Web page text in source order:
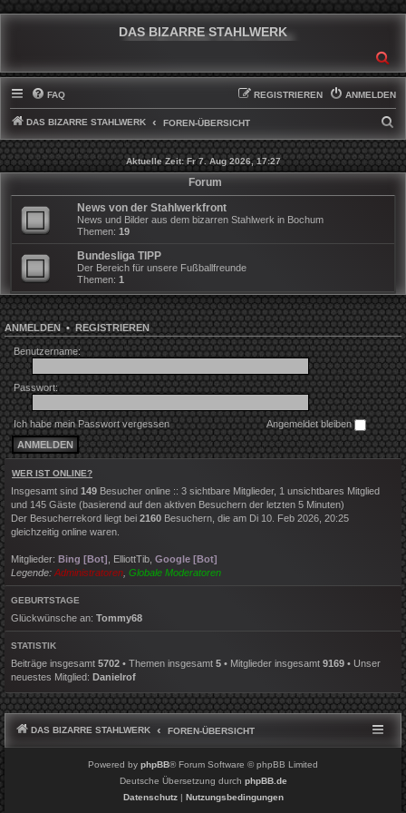
DAS BIZARRE STAHLWERK
FAQ ANMELDEN
REGISTRIEREN
DAS BIZARRE STAHLWERK FOREN-ÜBERSICHT
U
C
Aktuelle Zeit: Fr 7. Aug 2026, 17:27
Forum
News von der Stahlwerkfront
News und Bilder aus dem bizarren Stahlwerk in Bochum
Themen: 19
Bundesliga TIPP
Der Bereich für unsere Fußballfreunde
Themen: 1
ANMELDEN•REGISTRIEREN
Benutzername:
Passwort:
Ich habe mein Passwort vergessen Angemeldet bleiben
WER IST ONLINE?
Insgesamt sind 149 Besucher online :: 3 sichtbare Mitglieder, 1 unsichtbares Mitglied
und 145 Gäste (basierend auf den aktiven Besuchern der letzten 5 Minuten)
Der Besucherrekord liegt bei 2160 Besuchern, die am Di 10. Feb 2026, 20:25
gleichzeitig online waren.
Mitglieder: Bing [Bot] ElliottTib Google [Bot]
Legende: Administratoren Globale Moderatoren
GEBURTSTAGE
Glückwünsche an: Tommy68
STATISTIK
Beiträge insgesamt 5702 • Themen insgesamt 5 • Mitglieder insgesamt 9169 • Unser
neuestes Mitglied: Danielrof
DAS BIZARRE STAHLWERK FOREN-ÜBERSICHT
Powered by phpBB® Forum Software © phpBB Limited
Deutsche Übersetzung durch phpBB.de
Datenschutz| Nutzungsbedingungen